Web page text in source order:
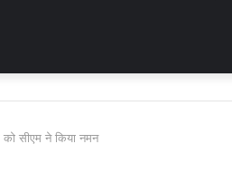
को सीएम ने किया नमन